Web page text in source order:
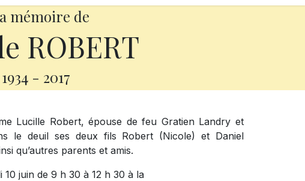
mémoire de
ROBERT
1934 - 2017
Lucille Robert, épouse de feu Gratien Landry et
le deuil ses deux fils Robert (Nicole) et Daniel
qu’autres parents et amis.
juin de 9 h 30 à 12 h 30 à la